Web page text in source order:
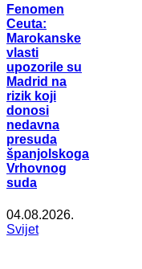
Fenomen
Ceuta:
Marokanske
vlasti
upozorile su
Madrid na
rizik koji
donosi
nedavna
presuda
španjolskoga
Vrhovnog
suda
04.08.2026.
Svijet